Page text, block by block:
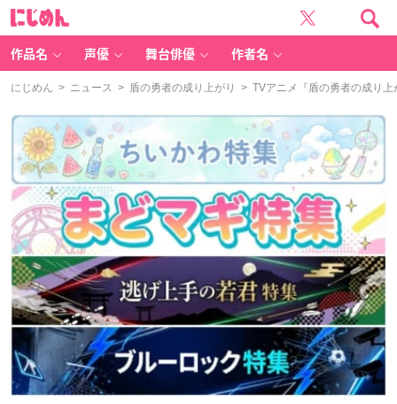
作品名 声優 舞台俳優 作者名
にじめん > ニュース > 盾の勇者の成り上がり > TVアニメ『盾の勇者の成り